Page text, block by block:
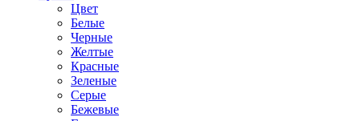
Цвет
Белые
Черные
Желтые
Красные
Зеленые
Серые
Бежевые